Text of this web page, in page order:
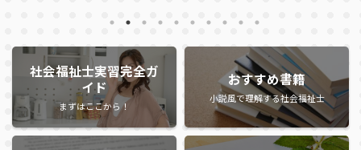
社会福祉士実習完全ガ
イド
まずはここから！
おすすめ書籍
小説風で理解する社会福祉士